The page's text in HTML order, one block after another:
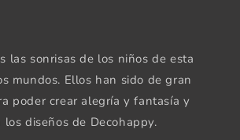
las sonrisas de los niños de esta
mundos. Ellos han sido de gran
poder crear alegría y fantasía y
diseños de Decohappy.